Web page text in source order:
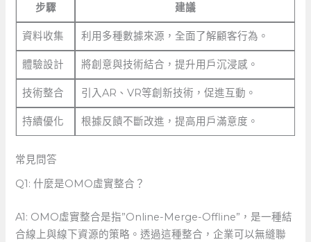
步驟 建議
資料收集 利用多種數據來源，全面了解顧客行為。
體驗設計 將創意與技術結合，提升用戶沉浸感。
技術整合 引入AR、VR等創新技術，促進互動。
持續優化 根據反饋不斷改進，提高用戶滿意度。
常見問答
Q1: 什麼是OMO虛實整合？
A1: OMO虛實整合是指”Online-Merge-Offline”，是一種結
合線上與線下資源的策略。透過這種整合，企業可以無縫聯